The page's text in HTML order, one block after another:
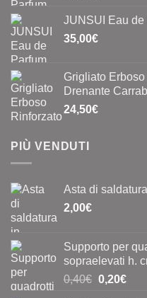
JUNSUI Eau de
35,00€
Grigliato
Drenante
24,50€
PIÙ VENDUTI
Asta di
2,00€
Supporto per
sopraelevati h.
0,40€ Il
0,20€Il